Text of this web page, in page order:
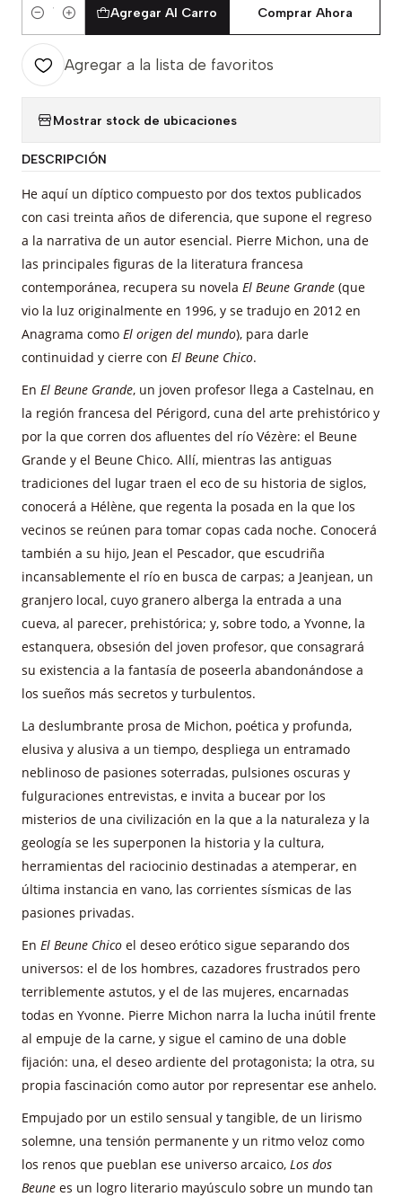
Cantidad
Agregar Al Carro Comprar Ahora
Agregar a la lista de favoritos
Mostrar stock de ubicaciones
DESCRIPCIÓN
He aquí un díptico compuesto por dos textos publicados
con casi treinta años de diferencia, que supone el regreso
a la narrativa de un autor esencial. Pierre Michon, una de
las principales figuras de la literatura francesa
contemporánea, recupera su novela El Beune Grande (que
vio la luz originalmente en 1996, y se tradujo en 2012 en
Anagrama como El origen del mundo), para darle
continuidad y cierre con El Beune Chico.
En El Beune Grande, un joven profesor llega a Castelnau, en
la región francesa del Périgord, cuna del arte prehistórico y
por la que corren dos afluentes del río Vézère: el Beune
Grande y el Beune Chico. Allí, mientras las antiguas
tradiciones del lugar traen el eco de su historia de siglos,
conocerá a Hélène, que regenta la posada en la que los
vecinos se reúnen para tomar copas cada noche. Conocerá
también a su hijo, Jean el Pescador, que escudriña
incansablemente el río en busca de carpas; a Jeanjean, un
granjero local, cuyo granero alberga la entrada a una
cueva, al parecer, prehistórica; y, sobre todo, a Yvonne, la
estanquera, obsesión del joven profesor, que consagrará
su existencia a la fantasía de poseerla abandonándose a
los sueños más secretos y turbulentos.
La deslumbrante prosa de Michon, poética y profunda,
elusiva y alusiva a un tiempo, despliega un entramado
neblinoso de pasiones soterradas, pulsiones oscuras y
fulguraciones entrevistas, e invita a bucear por los
misterios de una civilización en la que a la naturaleza y la
geología se les superponen la historia y la cultura,
herramientas del raciocinio destinadas a atemperar, en
última instancia en vano, las corrientes sísmicas de las
pasiones privadas.
En El Beune Chico el deseo erótico sigue separando dos
universos: el de los hombres, cazadores frustrados pero
terriblemente astutos, y el de las mujeres, encarnadas
todas en Yvonne. Pierre Michon narra la lucha inútil frente
al empuje de la carne, y sigue el camino de una doble
fijación: una, el deseo ardiente del protagonista; la otra, su
propia fascinación como autor por representar ese anhelo.
Empujado por un estilo sensual y tangible, de un lirismo
solemne, una tensión permanente y un ritmo veloz como
los renos que pueblan ese universo arcaico, Los dos
Beune es un logro literario mayúsculo sobre un mundo tan